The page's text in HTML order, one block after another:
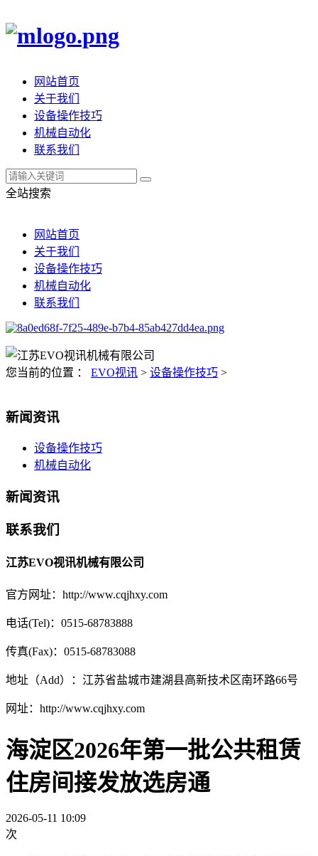
网站首页
关于我们
设备操作技巧
机械自动化
联系我们
全站搜索
网站首页
关于我们
设备操作技巧
机械自动化
联系我们
您当前的位置 ： EVO视讯 > 设备操作技巧 >
新闻资讯
设备操作技巧
机械自动化
新闻资讯
联系我们
江苏EVO视讯机械有限公司
官方网址：http://www.cqjhxy.com
电话(Tel)：0515-68783888
传真(Fax)：0515-68783088
地址（Add）：江苏省盐城市建湖县高新技术区南环路66号
网址：http://www.cqjhxy.com
海淀区2026年第一批公共租赁
住房间接发放选房通
2026-05-11 10:09
次